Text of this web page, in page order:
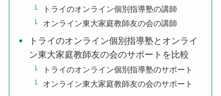
トライのオンライン個別指導塾の講師
オンライン東大家庭教師友の会の講師
トライのオンライン個別指導塾とオンライ
ン東大家庭教師友の会のサポートを比較
トライのオンライン個別指導塾のサポート
オンライン東大家庭教師友の会のサポート